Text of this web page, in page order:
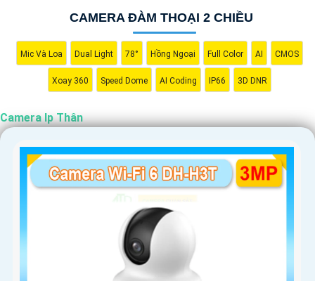
CAMERA ĐÀM THOẠI 2 CHIỀU
Mic Và Loa Dual Light 78° Hồng Ngoại Full Color AI CMOS
Xoay 360 Speed Dome AI Coding IP66 3D DNR
Camera Ip Thân